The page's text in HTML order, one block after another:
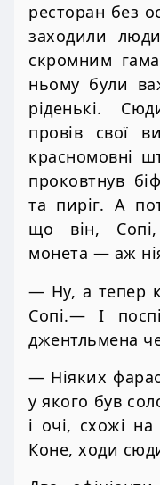
ресторан без
заходили
скромним
ньому були
ріденькі.
провів свої
красномовні
проковтнув
та пиріг. А
що він, Сопі,
монета — аж
— Ну, а тепер
Сопі.— І
джентльмена
— Ніяких
у якого був
і очі, схожі
Коне, ходи